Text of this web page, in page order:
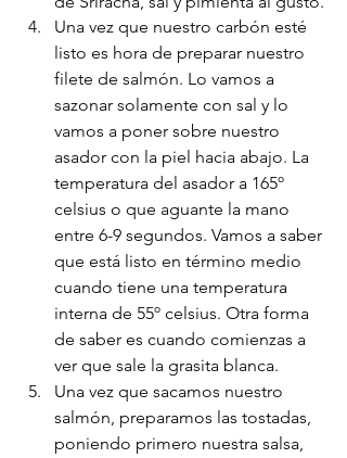
Una vez que nuestro carbón esté
listo es hora de preparar nuestro
filete de salmón. Lo vamos a
sazonar solamente con sal y lo
vamos a poner sobre nuestro
asador con la piel hacia abajo. La
temperatura del asador a 165º
celsius o que aguante la mano
entre 6-9 segundos. Vamos a saber
que está listo en término medio
cuando tiene una temperatura
interna de 55º celsius. Otra forma
de saber es cuando comienzas a
ver que sale la grasita blanca.
Una vez que sacamos nuestro
salmón, preparamos las tostadas,
poniendo primero nuestra salsa,